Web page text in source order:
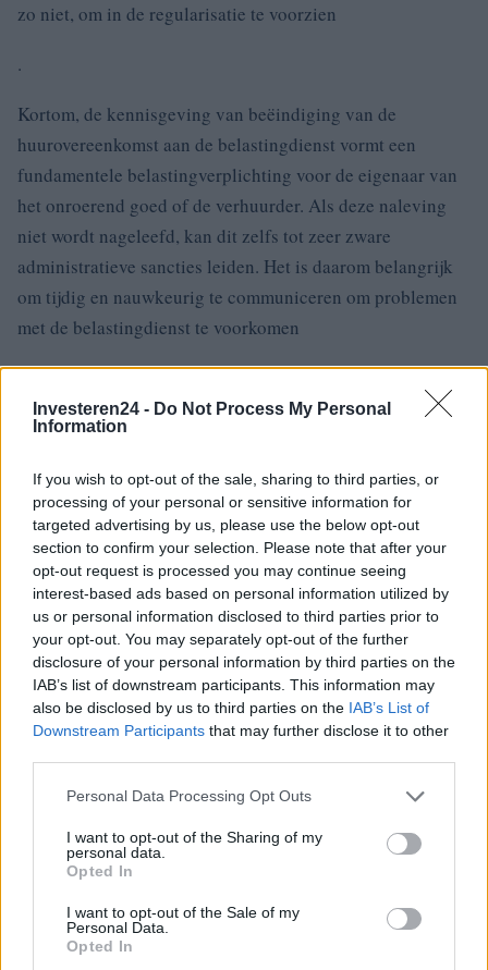
Investeren24 - Do Not Process My Personal
Information
If you wish to opt-out of the sale, sharing to third parties, or
processing of your personal or sensitive information for
targeted advertising by us, please use the below opt-out
section to confirm your selection. Please note that after your
opt-out request is processed you may continue seeing
interest-based ads based on personal information utilized by
us or personal information disclosed to third parties prior to
your opt-out. You may separately opt-out of the further
disclosure of your personal information by third parties on the
IAB’s list of downstream participants. This information may
also be disclosed by us to third parties on the IAB’s List of
Downstream Participants that may further disclose it to other
Please note that this website/app uses one or more Google
not limited to your visit or usage behaviour. You may click to
grant or deny consent to Google and its third-party tags to
use your data for below specified purposes in below Google
consent section.
Personal Data Processing Opt Outs
I want to opt-out of the Sharing of my
personal data.
Opted In
I want to opt-out of the Sale of my
Personal Data.
Opted In
zo niet, om in de regularisatie te voorzien
.
Kortom, de kennisgeving van beëindiging van de
huurovereenkomst aan de belastingdienst vormt een
fundamentele belastingverplichting voor de eigenaar van
het onroerend goed of de verhuurder. Als deze naleving
niet wordt nageleefd, kan dit zelfs tot zeer zware
administratieve sancties leiden. Het is daarom belangrijk
om tijdig en nauwkeurig te communiceren om problemen
met de belastingdienst te voorkomen
.
Giorgia Stromeo